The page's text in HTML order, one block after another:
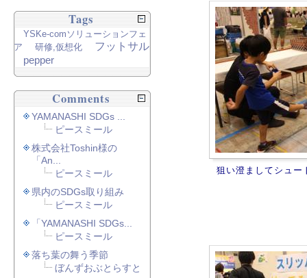
狙い澄ましてシュー
Tags
YSKe-comソリューションフェ
ア
研修,仮想化
フットサル
pepper
Comments
YAMANASHI SDGs ...
ピースミール
株式会社Toshin様の
「An...
ピースミール
県内のSDGs取り組み
ピースミール
「YAMANASHI SDGs...
ピースミール
落ち葉の舞う季節
ぼんずおぶとらすと